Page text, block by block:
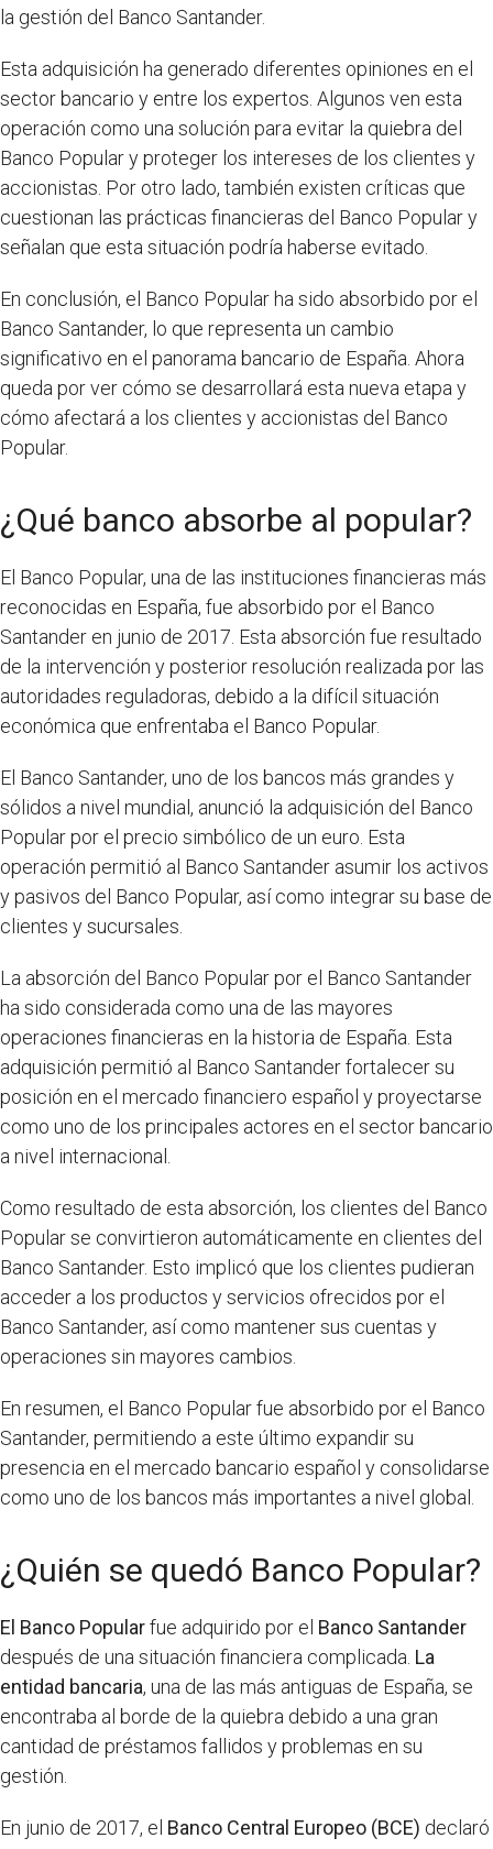
la gestión del Banco Santander.
Esta adquisición ha generado diferentes opiniones en el
sector bancario y entre los expertos. Algunos ven esta
operación como una solución para evitar la quiebra del
Banco Popular y proteger los intereses de los clientes y
accionistas. Por otro lado, también existen críticas que
cuestionan las prácticas financieras del Banco Popular y
señalan que esta situación podría haberse evitado.
En conclusión, el Banco Popular ha sido absorbido por el
Banco Santander, lo que representa un cambio
significativo en el panorama bancario de España. Ahora
queda por ver cómo se desarrollará esta nueva etapa y
cómo afectará a los clientes y accionistas del Banco
Popular.
¿Qué banco absorbe al popular?
El Banco Popular, una de las instituciones financieras más
reconocidas en España, fue absorbido por el Banco
Santander en junio de 2017. Esta absorción fue resultado
de la intervención y posterior resolución realizada por las
autoridades reguladoras, debido a la difícil situación
económica que enfrentaba el Banco Popular.
El Banco Santander, uno de los bancos más grandes y
sólidos a nivel mundial, anunció la adquisición del Banco
Popular por el precio simbólico de un euro. Esta
operación permitió al Banco Santander asumir los activos
y pasivos del Banco Popular, así como integrar su base de
clientes y sucursales.
La absorción del Banco Popular por el Banco Santander
ha sido considerada como una de las mayores
operaciones financieras en la historia de España. Esta
adquisición permitió al Banco Santander fortalecer su
posición en el mercado financiero español y proyectarse
como uno de los principales actores en el sector bancario
a nivel internacional.
Como resultado de esta absorción, los clientes del Banco
Popular se convirtieron automáticamente en clientes del
Banco Santander. Esto implicó que los clientes pudieran
acceder a los productos y servicios ofrecidos por el
Banco Santander, así como mantener sus cuentas y
operaciones sin mayores cambios.
En resumen, el Banco Popular fue absorbido por el Banco
Santander, permitiendo a este último expandir su
presencia en el mercado bancario español y consolidarse
como uno de los bancos más importantes a nivel global.
¿Quién se quedó Banco Popular?
El Banco Popularfue adquirido por el Banco Santander
después de una situación financiera complicada. La
entidad bancaria, una de las más antiguas de España, se
encontraba al borde de la quiebra debido a una gran
cantidad de préstamos fallidos y problemas en su
gestión.
En junio de 2017, el Banco Central Europeo (BCE) declaró